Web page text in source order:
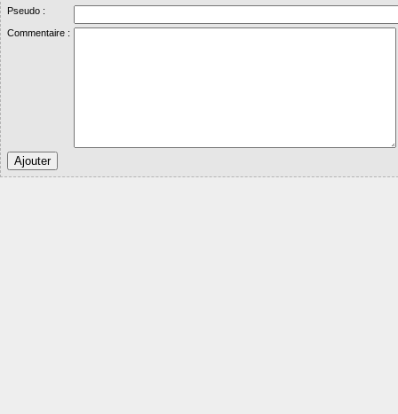
Pseudo :
Commentaire :